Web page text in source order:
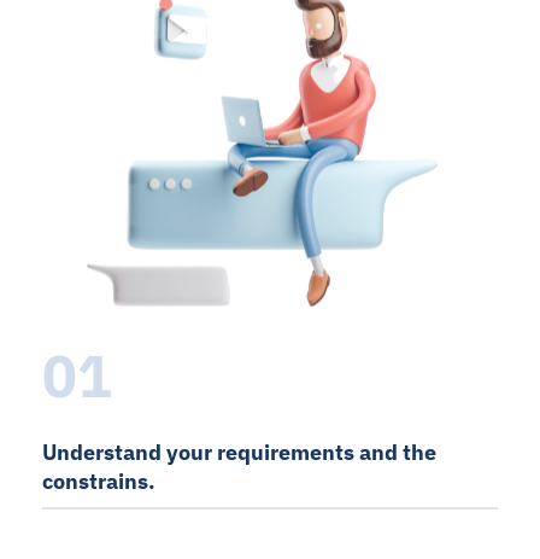
01
Understand your requirements and the
constrains.